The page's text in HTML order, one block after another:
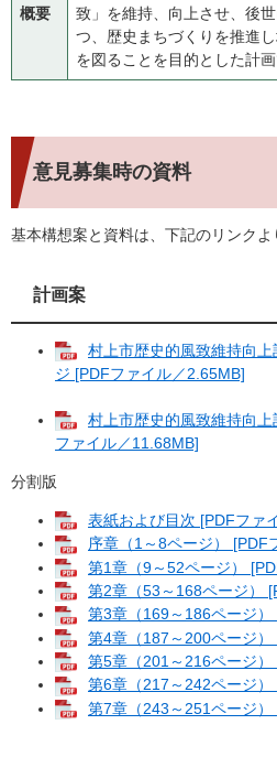
概要
致」を維持、向上させ、後
つ、歴史まちづくりを推進
を図ることを目的とした計画
意見募集時の資料
基本構想案と資料は、下記のリンクよ
計画案
村上市歴史的風致維持向
ジ [PDFファイル／2.65MB]
村上市歴史的風致維持向
ファイル／11.68MB]
分割版
表紙および目次 [PDFファ
序章（1～8ページ） [PDF
第1章（9～52ページ）
第2章（53～168ページ）
第3章（169～186ページ
第4章（187～200ページ
第5章（201～216ページ
第6章（217～242ページ
第7章（243～251ページ